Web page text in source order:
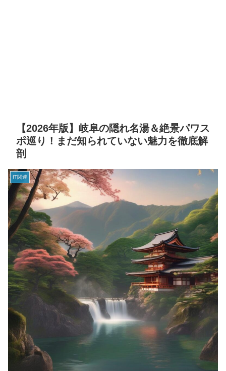
【2026年版】岐阜の隠れ名湯＆絶景パワス
ポ巡り！まだ知られていない魅力を徹底解
剖
IT関連